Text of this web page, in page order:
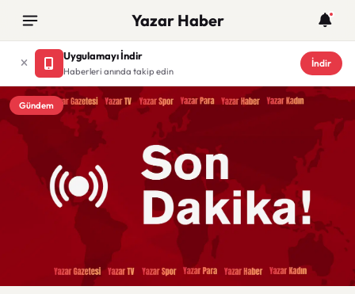
Yazar Haber
Uygulamayı İndir
Haberleri anında takip edin
İndir
Gündem